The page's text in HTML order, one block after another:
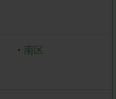
・ 南区